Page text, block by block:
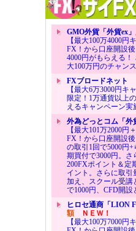
GMO外貨「外貨ex」
【最大100万4000円
FX！から口座開設
4000円がもらえる
大100万円のチャンス
FXブロードネット
【最大6万3000円キ
限定！1万通貨以上
えるキャンペーン実
外為どっとコム「外
【最大101万2000円
FX！から口座開設
の取引1回で5000円
期買付で3000円。
200FXポイント＆定
イント。さらに取引
加え、スクール受講
で1000円、CFD開設
ヒロセ通商「LION
額ＮＥＷ！
【最大100万7000円